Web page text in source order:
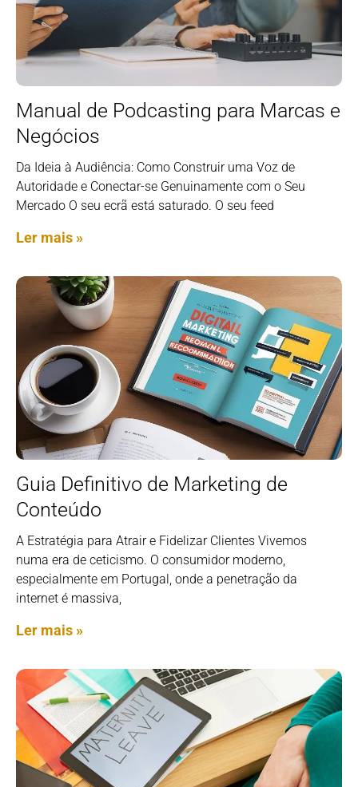
Manual de Podcasting para Marcas e
Negócios
Da Ideia à Audiência: Como Construir uma Voz de
Autoridade e Conectar-se Genuinamente com o Seu
Mercado O seu ecrã está saturado. O seu feed
Ler mais »
Guia Definitivo de Marketing de
Conteúdo
A Estratégia para Atrair e Fidelizar Clientes Vivemos
numa era de ceticismo. O consumidor moderno,
especialmente em Portugal, onde a penetração da
internet é massiva,
Ler mais »